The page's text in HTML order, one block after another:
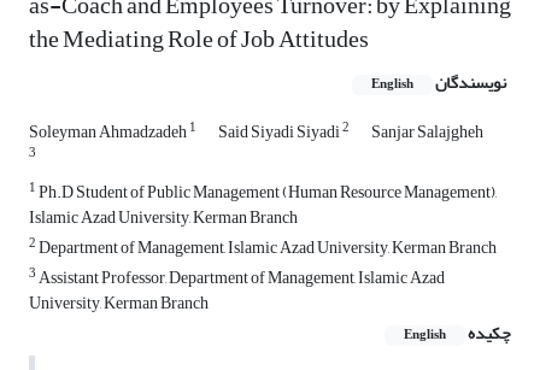
the Mediating Role of Job Attitudes
نویسندگان English
Soleyman Ahmadzadeh1 Said Siyadi Siyadi2 Sanjar Salajgheh
3
1Ph.D Student of Public Management (Human Resource Management),
Islamic Azad University, Kerman Branch
2Department of Management, Islamic Azad University, Kerman Branch
3Assistant Professor, Department of Management, Islamic Azad
University, Kerman Branch
چکیده
English